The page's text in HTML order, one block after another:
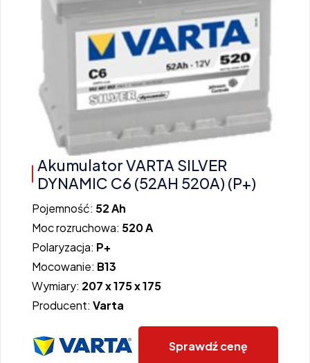
Akumulator VARTA SILVER
DYNAMIC C6 (52AH 520A) (P+)
Pojemność: 52 Ah
Moc rozruchowa: 520 A
Polaryzacja: P+
Mocowanie: B13
Wymiary: 207 x 175 x 175
Producent: Varta
Sprawdź cenę